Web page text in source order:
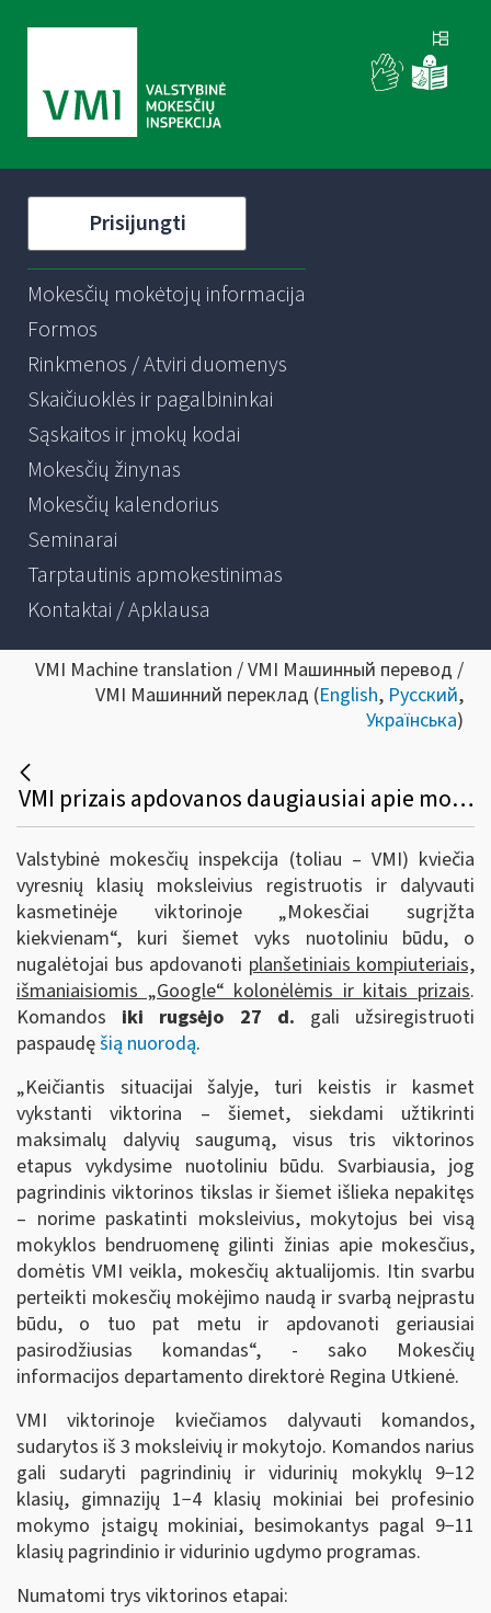
Prisijungti
Mokesčių mokėtojų informacija
Formos
Rinkmenos / Atviri duomenys
Skaičiuoklės ir pagalbininkai
Sąskaitos ir įmokų kodai
Mokesčių žinynas
Mokesčių kalendorius
Seminarai
Tarptautinis apmokestinimas
Kontaktai / Apklausa
VMI Machine translation / VMI Машинный перевод /
VMI Машинний переклад (English, Русский,
Українська)
VMI prizais apdovanos daugiausiai apie mokesčius išmanančius moksleivius
Valstybinė mokesčių inspekcija (toliau – VMI) kviečia
vyresnių klasių moksleivius registruotis ir dalyvauti
kasmetinėje viktorinoje „Mokesčiai sugrįžta
kiekvienam“, kuri šiemet vyks nuotoliniu būdu, o
nugalėtojai bus apdovanoti planšetiniais kompiuteriais,
išmaniaisiomis „Google“ kolonėlėmis ir kitais prizais.
Komandos iki rugsėjo 27 d. gali užsiregistruoti
paspaudęšią nuorodą.
„Keičiantis situacijai šalyje, turi keistis ir kasmet
vykstanti viktorina – šiemet, siekdami užtikrinti
maksimalų dalyvių saugumą, visus tris viktorinos
etapus vykdysime nuotoliniu būdu. Svarbiausia, jog
pagrindinis viktorinos tikslas ir šiemet išlieka nepakitęs
– norime paskatinti moksleivius, mokytojus bei visą
mokyklos bendruomenę gilinti žinias apie mokesčius,
domėtis VMI veikla, mokesčių aktualijomis. Itin svarbu
perteikti mokesčių mokėjimo naudą ir svarbą neįprastu
būdu, o tuo pat metu ir apdovanoti geriausiai
pasirodžiusias komandas“, - sako Mokesčių
informacijos departamento direktorė Regina Utkienė.
VMI viktorinoje kviečiamos dalyvauti komandos,
sudarytos iš 3 moksleivių ir mokytojo. Komandos narius
gali sudaryti pagrindinių ir vidurinių mokyklų 9−12
klasių, gimnazijų 1−4 klasių mokiniai bei profesinio
mokymo įstaigų mokiniai, besimokantys pagal 9−11
klasių pagrindinio ir vidurinio ugdymo programas.
Numatomi trys viktorinos etapai: